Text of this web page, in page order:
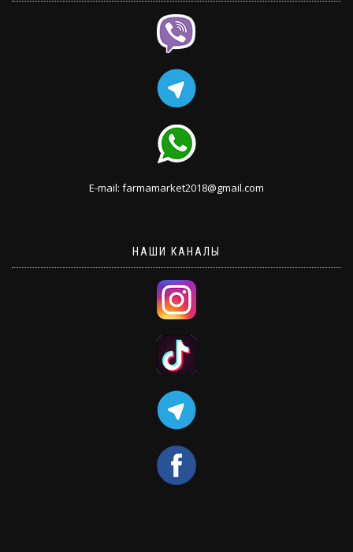
E-mail: farmamarket2018@gmail.com
НАШИ КАНАЛЫ